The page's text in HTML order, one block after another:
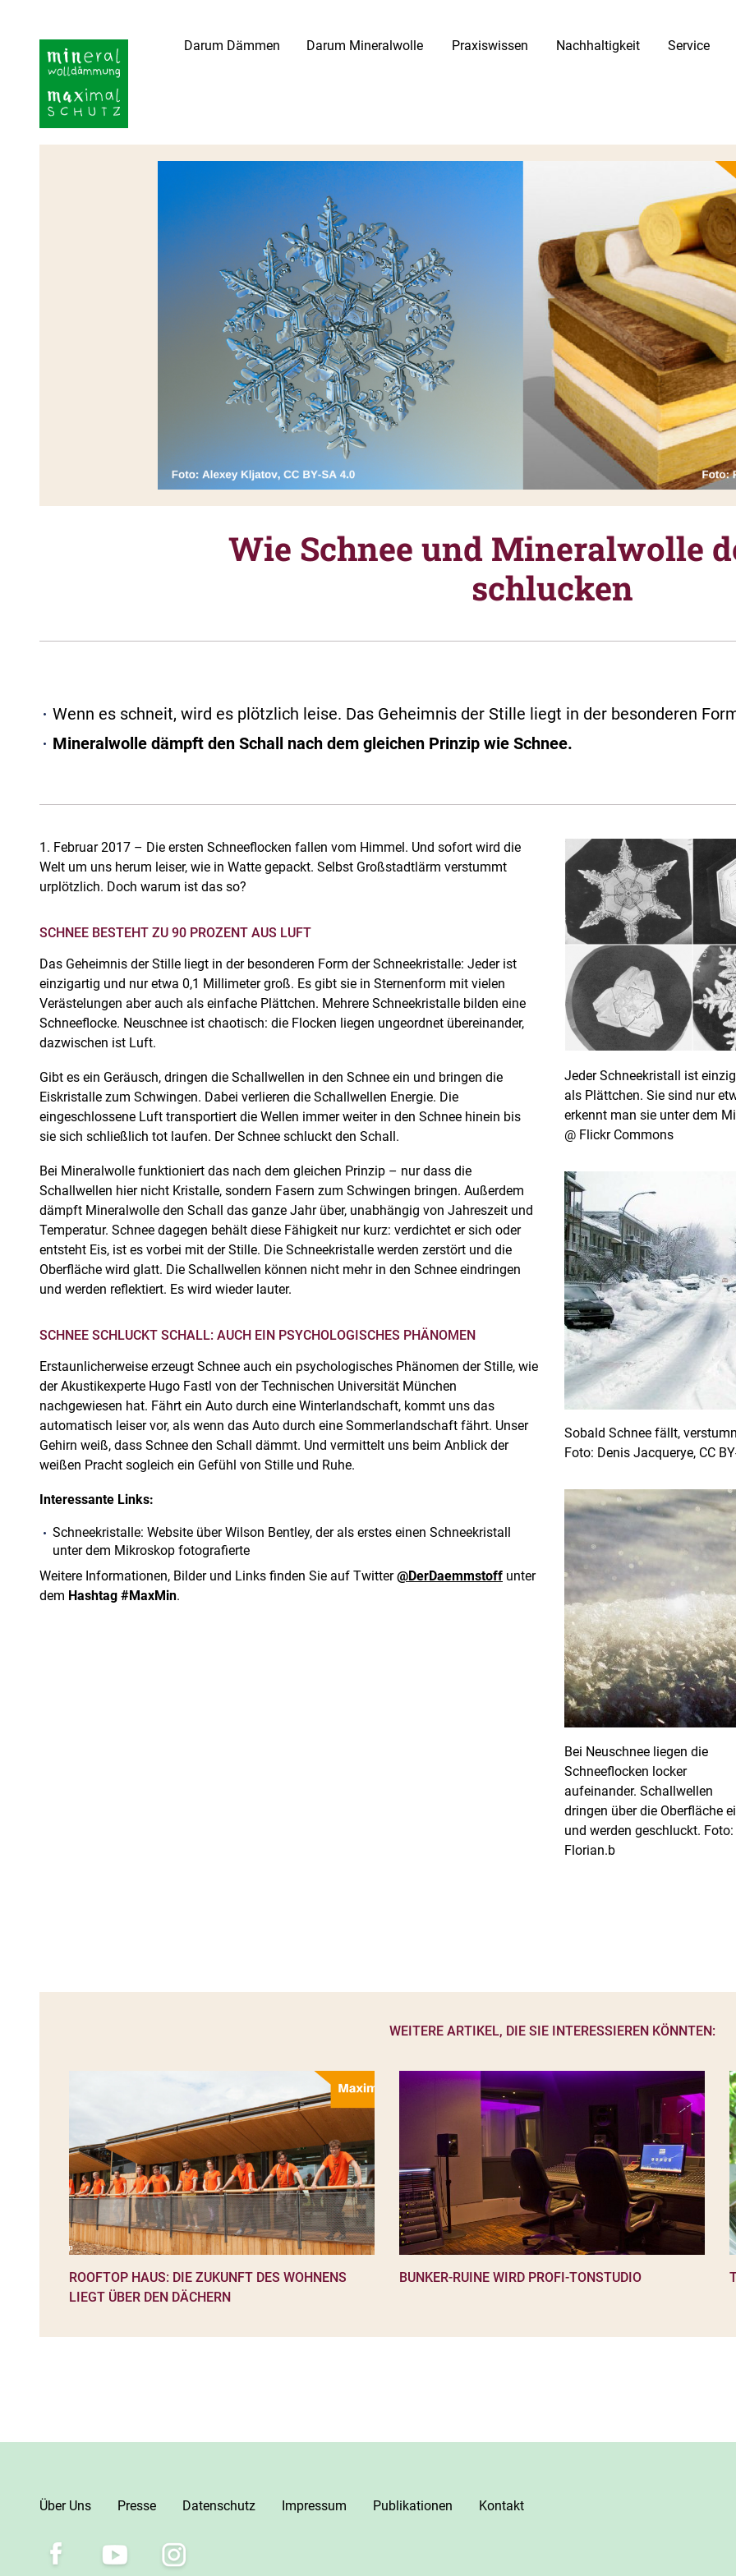
Darum Dämmen Darum Mineralwolle Praxiswissen Nachhaltigkeit Service
Wie Schnee und Mineralwolle
schlucken
Wenn es schneit, wird es plötzlich leise. Das Geheimnis der Stille liegt in der besonderen
Mineralwolle dämpft den Schall nach dem gleichen Prinzip wie Schnee.
1. Februar 2017 – Die ersten Schneeflocken fallen vom Himmel. Und sofort wird die
Welt um uns herum leiser, wie in Watte gepackt. Selbst Großstadtlärm verstummt
urplötzlich. Doch warum ist das so?
SCHNEE BESTEHT ZU 90 PROZENT AUS LUFT
Das Geheimnis der Stille liegt in der besonderen Form der Schneekristalle: Jeder ist
einzigartig und nur etwa 0,1 Millimeter groß. Es gibt sie in Sternenform mit vielen
Verästelungen aber auch als einfache Plättchen. Mehrere Schneekristalle bilden eine
Schneeflocke. Neuschnee ist chaotisch: die Flocken liegen ungeordnet übereinander,
dazwischen ist Luft.
Gibt es ein Geräusch, dringen die Schallwellen in den Schnee ein und bringen die
Eiskristalle zum Schwingen. Dabei verlieren die Schallwellen Energie. Die
eingeschlossene Luft transportiert die Wellen immer weiter in den Schnee hinein bis
sie sich schließlich tot laufen. Der Schnee schluckt den Schall.
Bei Mineralwolle funktioniert das nach dem gleichen Prinzip – nur dass die
Schallwellen hier nicht Kristalle, sondern Fasern zum Schwingen bringen. Außerdem
dämpft Mineralwolle den Schall das ganze Jahr über, unabhängig von Jahreszeit und
Temperatur. Schnee dagegen behält diese Fähigkeit nur kurz: verdichtet er sich oder
entsteht Eis, ist es vorbei mit der Stille. Die Schneekristalle werden zerstört und die
Oberfläche wird glatt. Die Schallwellen können nicht mehr in den Schnee eindringen
und werden reflektiert. Es wird wieder lauter.
SCHNEE SCHLUCKT SCHALL: AUCH EIN PSYCHOLOGISCHES PHÄNOMEN
Erstaunlicherweise erzeugt Schnee auch ein psychologisches Phänomen der Stille, wie
der Akustikexperte Hugo Fastl von der Technischen Universität München
nachgewiesen hat. Fährt ein Auto durch eine Winterlandschaft, kommt uns das
automatisch leiser vor, als wenn das Auto durch eine Sommerlandschaft fährt. Unser
Gehirn weiß, dass Schnee den Schall dämmt. Und vermittelt uns beim Anblick der
weißen Pracht sogleich ein Gefühl von Stille und Ruhe.
Interessante Links:
Schneekristalle: Website über Wilson Bentley, der als erstes einen Schneekristall
unter dem Mikroskop fotografierte
Weitere Informationen, Bilder und Links finden Sie auf Twitter@DerDaemmstoff unter
dem Hashtag #MaxMin.
Jeder Schneekristall ist
als Plättchen. Sie sind nur
erkennt man sie unter dem
@ Flickr Commons
Sobald Schnee fällt,
Foto: Denis Jacquerye, CC
Bei Neuschnee liegen die
Schneeflocken locker
aufeinander. Schallwellen
dringen über die Oberfläche
und werden geschluckt. Foto:
Florian.b
WEITERE ARTIKEL, DIE SIE INTERESSIEREN KÖNNTEN:
ROOFTOP HAUS: DIE ZUKUNFT DES WOHNENS
LIEGT ÜBER DEN DÄCHERN
BUNKER-RUINE WIRD PROFI-TONSTUDIO
Über Uns Presse Datenschutz Impressum Publikationen Kontakt